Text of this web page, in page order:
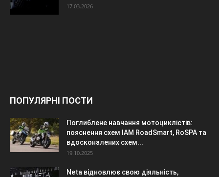
17.03.2026
ПОПУЛЯРНІ ПОСТИ
Поглиблене навчання мотоциклістів:
пояснення схем IAM RoadSmart, RoSPA та
вдосконалених схем...
19.10.2025
Neta відновлює свою діяльність,